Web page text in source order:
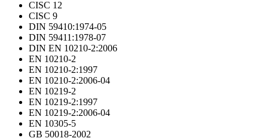
CISC 12
CISC 9
DIN 59410:1974-05
DIN 59411:1978-07
DIN EN 10210-2:2006
EN 10210-2
EN 10210-2:1997
EN 10210-2:2006-04
EN 10219-2
EN 10219-2:1997
EN 10219-2:2006-04
EN 10305-5
GB 50018-2002